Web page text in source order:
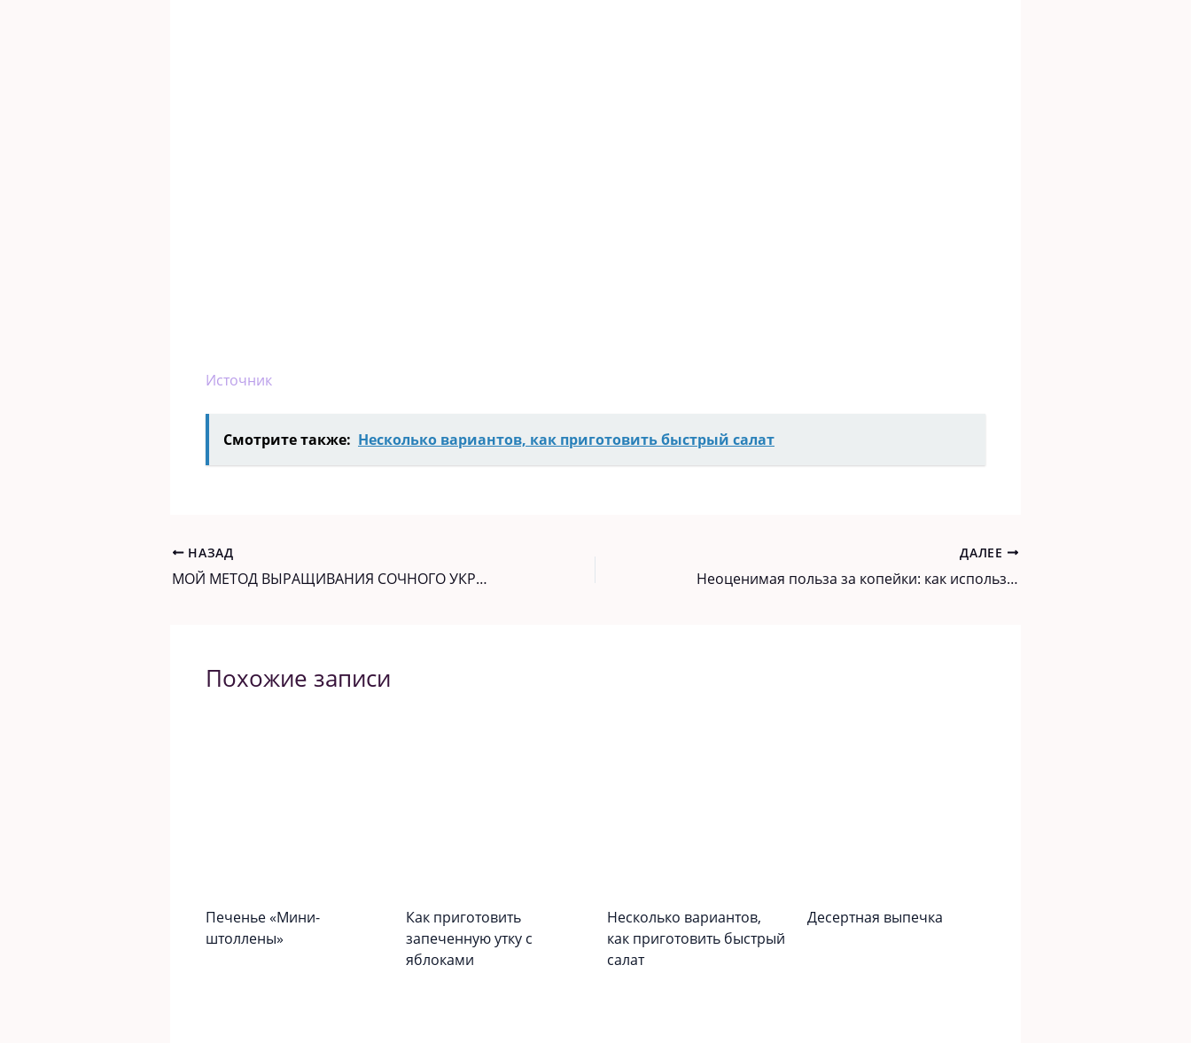
Источник
Смотрите также: Несколько вариантов, как приготовить быстрый салат
НАЗАД
МОЙ МЕТОД ВЫРАЩИВАНИЯ СОЧНОГО УКРОПА БЕЗ ЗОНТИКА
ДАЛЕЕ
Неоценимая польза за копейки: как использовать дегтярное мыло
Похожие записи
Печенье «Мини-
штоллены»
Как приготовить
запеченную утку с
яблоками
Несколько вариантов,
как приготовить быстрый
салат
Десертная выпечка